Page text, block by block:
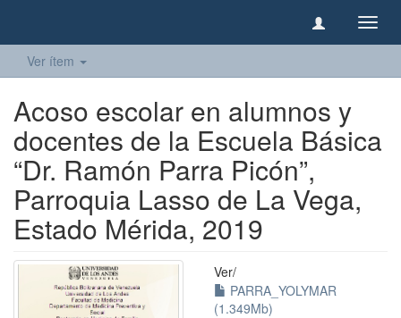
Ver ítem
Acoso escolar en alumnos y
docentes de la Escuela Básica
“Dr. Ramón Parra Picón”,
Parroquia Lasso de La Vega,
Estado Mérida, 2019
Ver/
PARRA_YOLYMAR
(1.349Mb)